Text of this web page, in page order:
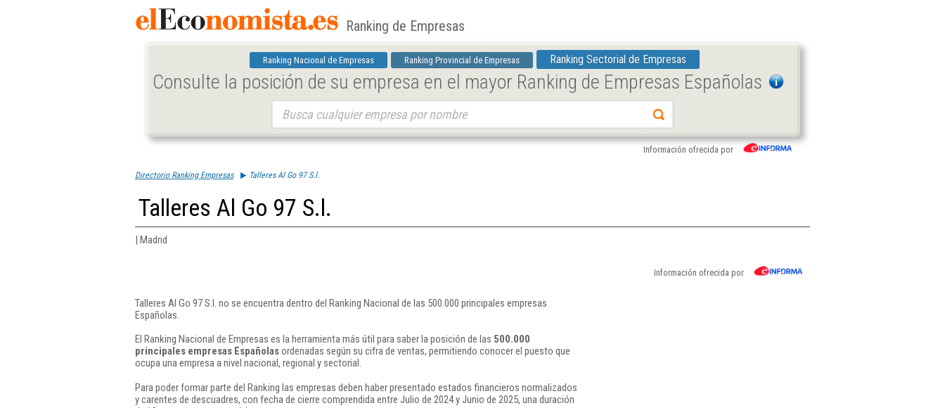
Ranking de Empresas
Ranking Nacional de Empresas Ranking Provincial de Empresas Ranking Sectorial de Empresas
Consulte la posición de su empresa en el mayor Ranking de Empresas Españolas
Información ofrecida por
Directorio Ranking Empresas Talleres Al Go 97 S.l.
Talleres Al Go 97 S.l.
| Madrid
Información ofrecida por
Talleres Al Go 97 S.l. no se encuentra dentro del Ranking Nacional de las 500.000 principales empresas
Españolas.
El Ranking Nacional de Empresas es la herramienta más útil para saber la posición de las 500.000
principales empresas Españolasordenadas según su cifra de ventas, permitiendo conocer el puesto que
ocupa una empresa a nivel nacional, regional y sectorial.
Para poder formar parte del Ranking las empresas deben haber presentado estados financieros normalizados
y carentes de descuadres, con fecha de cierre comprendida entre Julio de 2024 y Junio de 2025, una duración